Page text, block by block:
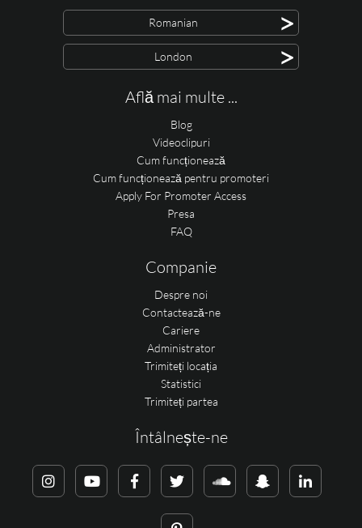
Romanian >
London >
Află mai multe ...
Blog
Videoclipuri
Cum funcționează
Cum funcționează pentru promoteri
Apply For Promoter Access
Presa
FAQ
Companie
Despre noi
Contactează-ne
Cariere
Administrator
Trimiteți locația
Statistici
Trimiteți partea
Întâlnește-ne